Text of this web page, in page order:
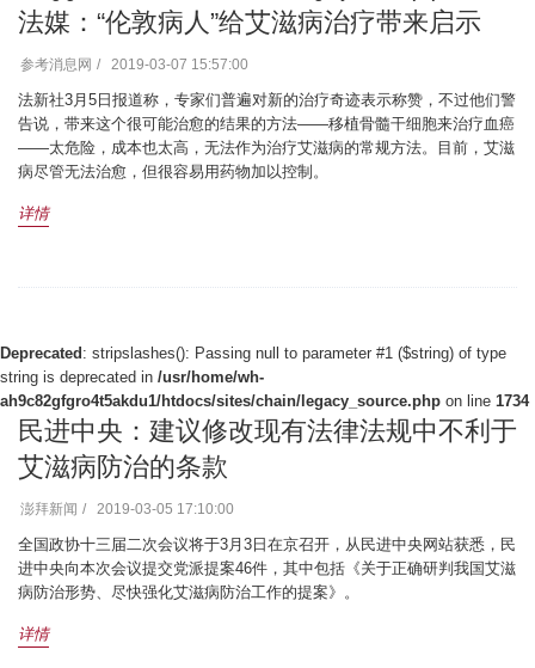
法媒：“伦敦病人”给艾滋病治疗带来启示
参考消息网 2019-03-07 15:57:00
法新社3月5日报道称，专家们普遍对新的治疗奇迹表示称赞，不过他们警
告说，带来这个很可能治愈的结果的方法——移植骨髓干细胞来治疗血癌
——太危险，成本也太高，无法作为治疗艾滋病的常规方法。目前，艾滋
病尽管无法治愈，但很容易用药物加以控制。
详情
Deprecated : stripslashes(): Passing null to parameter #1 ($string) of type
string is deprecated in /usr/home/wh-
ah9c82gfgro4t5akdu1/htdocs/sites/chain/legacy_source.php on line 1734
民进中央：建议修改现有法律法规中不利于
艾滋病防治的条款
澎拜新闻 2019-03-05 17:10:00
全国政协十三届二次会议将于3月3日在京召开，从民进中央网站获悉，民
进中央向本次会议提交党派提案46件，其中包括《关于正确研判我国艾滋
病防治形势、尽快强化艾滋病防治工作的提案》。
详情